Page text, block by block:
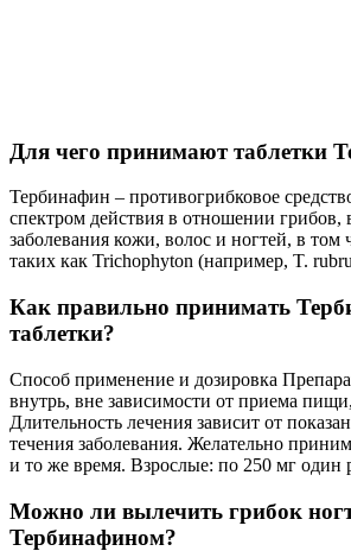
Для чего принимают таблетки
Тербинафин – противогрибковое
спектром действия в отношении
заболевания кожи, волос и ногтей, в том
таких как Trichophyton (например, T.
Как правильно принимать
таблетки?
Способ применение и дозировка
внутрь, вне зависимости от приема
Длительность лечения зависит от
течения заболевания. Желательно
и то же время. Взрослые: по 250 мг один
Можно ли вылечить грибок
Тербинафином?